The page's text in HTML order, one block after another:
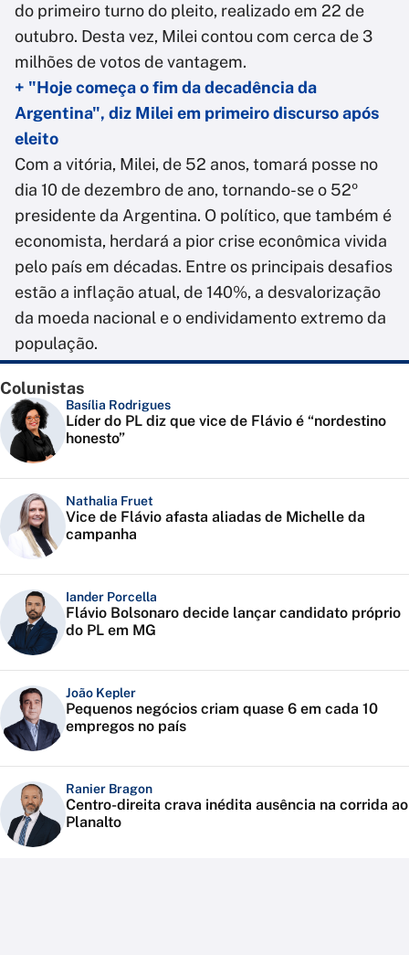
do primeiro turno do pleito, realizado em 22 de
outubro. Desta vez, Milei contou com cerca de 3
milhões de votos de vantagem.
+ "Hoje começa o fim da decadência da
Argentina", diz Milei em primeiro discurso após
eleito
Com a vitória, Milei, de 52 anos, tomará posse no
dia 10 de dezembro de ano, tornando-se o 52º
presidente da Argentina. O político, que também é
economista, herdará a pior crise econômica vivida
pelo país em décadas. Entre os principais desafios
estão a inflação atual, de 140%, a desvalorização
da moeda nacional e o endividamento extremo da
população.
Colunistas
Basília Rodrigues
Líder do PL diz que vice de Flávio é “nordestino
honesto”
Nathalia Fruet
Vice de Flávio afasta aliadas de Michelle da
campanha
Iander Porcella
Flávio Bolsonaro decide lançar candidato próprio
do PL em MG
João Kepler
Pequenos negócios criam quase 6 em cada 10
empregos no país
Ranier Bragon
Centro-direita crava inédita ausência na corrida ao
Planalto